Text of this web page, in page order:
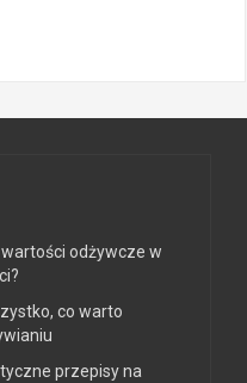
odżywcze w
co warto
przepisy na